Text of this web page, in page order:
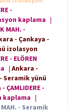
-
kaplama |
MAH. -
- Çankaya -
izolasyon
- ELÖREN
| Ankara -
- Seramik yünü
ÇAMLIDERE -
kaplama |
MAH. - Seramik